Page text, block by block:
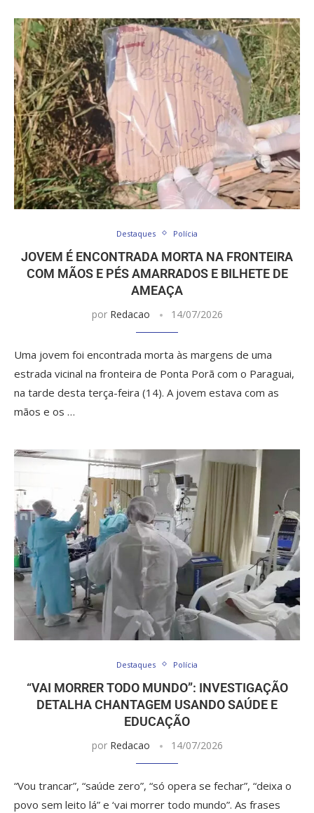
Destaques Polícia
JOVEM É ENCONTRADA MORTA NA FRONTEIRA
COM MÃOS E PÉS AMARRADOS E BILHETE DE
AMEAÇA
por Redacao 14/07/2026
Uma jovem foi encontrada morta às margens de uma
estrada vicinal na fronteira de Ponta Porã com o Paraguai,
na tarde desta terça-feira (14). A jovem estava com as
mãos e os …
Destaques Polícia
“VAI MORRER TODO MUNDO”: INVESTIGAÇÃO
DETALHA CHANTAGEM USANDO SAÚDE E
EDUCAÇÃO
por Redacao 14/07/2026
“Vou trancar”, “saúde zero”, “só opera se fechar”, “deixa o
povo sem leito lá” e ‘vai morrer todo mundo”. As frases